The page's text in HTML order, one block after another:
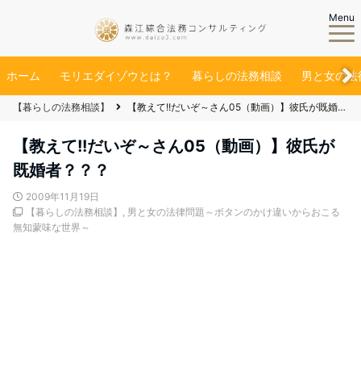
Menu
ホーム モリエダイゾウとは？ 暮らしの法務相談 男と女の法
【暮らしの法務相談】 【教えて!!だいぞ～さん05（動画）】彼氏が既婚者？？？
【教えて!!だいぞ～さん05（動画）】彼氏が
既婚者？？？
2009年11月19日
【暮らしの法務相談】 , 男と女の法律問題～ボタンのかけ違いからおこる
無知蒙味な世界～